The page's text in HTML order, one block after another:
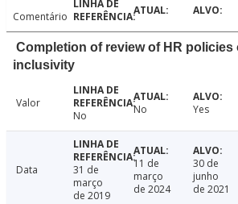
Comentário
Completion of review of HR policies
inclusivity
Valor
No
No Yes
Data
31 de
março
de 2019
11 de
março
de 2024
30 de
junho
de 2021